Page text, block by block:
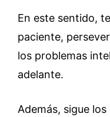
En este sentido,
paciente,
los problemas
adelante.
Además, sigue